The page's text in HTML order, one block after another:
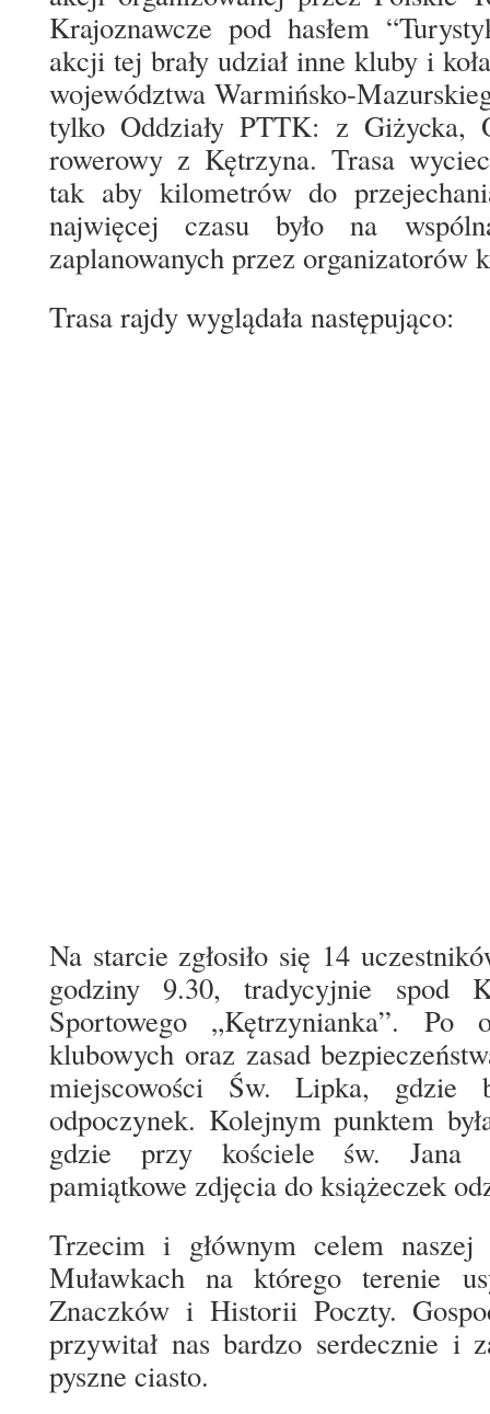
Krajoznawcze pod hasłem
akcji tej brały udział inne kluby i
województwa Warmińsko-
tylko Oddziały PTTK: z Giżycka,
rowerowy z Kętrzyna. Trasa
tak aby kilometrów do
najwięcej czasu było na
zaplanowanych przez organizatorów
Trasa rajdy wyglądała następująco:
Na starcie zgłosiło się 14
godziny 9.30, tradycyjnie spod
Sportowego „Kętrzynianka”.
klubowych oraz zasad
miejscowości Św. Lipka, gdzie
odpoczynek. Kolejnym punktem
gdzie przy kościele św. Jana
pamiątkowe zdjęcia do książeczek
Trzecim i głównym celem
Muławkach na którego terenie
Znaczków i Historii Poczty.
przywitał nas bardzo serdecznie i
pyszne ciasto.